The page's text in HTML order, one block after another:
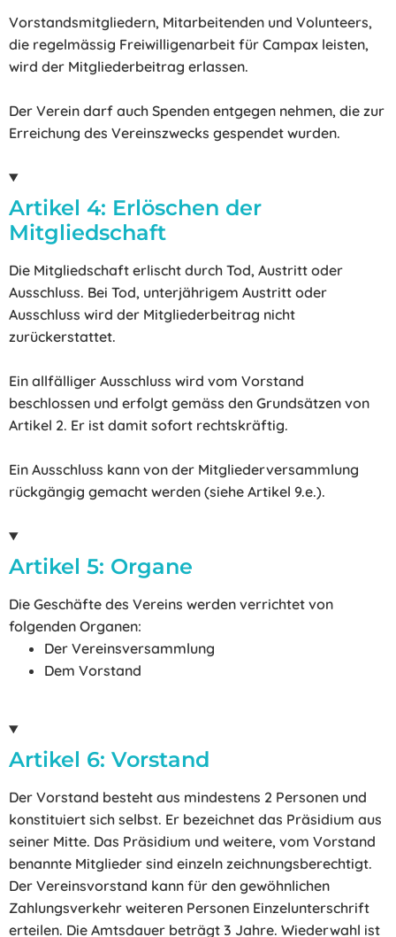
Vorstandsmitgliedern, Mitarbeitenden und Volunteers,
die regelmässig Freiwilligenarbeit für Campax leisten,
wird der Mitgliederbeitrag erlassen.
Der Verein darf auch Spenden entgegen nehmen, die zur
Erreichung des Vereinszwecks gespendet wurden.
Artikel 4: Erlöschen der
Mitgliedschaft
Die Mitgliedschaft erlischt durch Tod, Austritt oder
Ausschluss. Bei Tod, unterjährigem Austritt oder
Ausschluss wird der Mitgliederbeitrag nicht
zurückerstattet.
Ein allfälliger Ausschluss wird vom Vorstand
beschlossen und erfolgt gemäss den Grundsätzen von
Artikel 2. Er ist damit sofort rechtskräftig.
Ein Ausschluss kann von der Mitgliederversammlung
rückgängig gemacht werden (siehe Artikel 9.e.).
Artikel 5: Organe
Die Geschäfte des Vereins werden verrichtet von
folgenden Organen:
Der Vereinsversammlung
Dem Vorstand
Artikel 6: Vorstand
Der Vorstand besteht aus mindestens 2 Personen und
konstituiert sich selbst. Er bezeichnet das Präsidium aus
seiner Mitte. Das Präsidium und weitere, vom Vorstand
benannte Mitglieder sind einzeln zeichnungsberechtigt.
Der Vereinsvorstand kann für den gewöhnlichen
Zahlungsverkehr weiteren Personen Einzelunterschrift
erteilen. Die Amtsdauer beträgt 3 Jahre. Wiederwahl ist